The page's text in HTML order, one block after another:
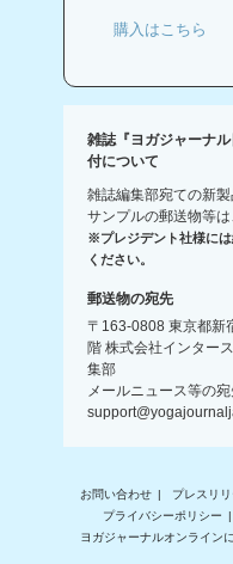
購入はこちら
雑誌『ヨガジャーナ
付について
雑誌編集部宛ての新製
サンプルの郵送物等は
※プレジデント社様に
ください。
郵送物の宛先
〒163-0808 東京都
階 株式会社インター
集部
メールニュース等の宛
お問い合わせ プレスリ
プライバシーポリシー
ヨガジャーナルオンライン